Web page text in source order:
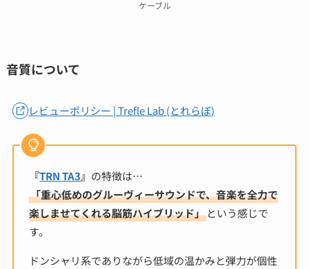
ケーブル
音質について
レビューポリシー | Trefle Lab (とれらぼ)
『TRN TA3』 の特徴は…
「重心低めのグルーヴィーサウンドで、音楽を全力で
楽しませてくれる脳筋ハイブリッド」 という感じで
す。
ドンシャリ系でありながら低域の温かみと弾力が個性